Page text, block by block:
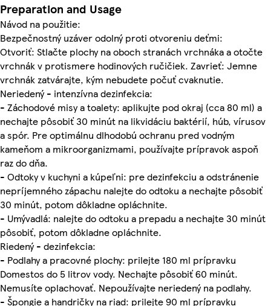
Preparation and Usage
Návod na použitie:
Bezpečnostný uzáver odolný proti otvoreniu deťmi:
Otvoriť: Stlačte plochy na oboch stranách vrchnáka a otočte
vrchnák v protismere hodinových ručičiek. Zavrieť: Jemne
vrchnák zatvárajte, kým nebudete počuť cvaknutie.
Neriedený - intenzívna dezinfekcia:
- Záchodové misy a toalety: aplikujte pod okraj (cca 80 ml) a
nechajte pôsobiť 30 minút na likvidáciu baktérií, húb, vírusov
a spór. Pre optimálnu dlhodobú ochranu pred vodným
kameňom a mikroorganizmami, používajte prípravok aspoň
raz do dňa.
- Odtoky v kuchyni a kúpeľni: pre dezinfekciu a odstránenie
nepríjemného zápachu nalejte do odtoku a nechajte pôsobiť
30 minút, potom dôkladne opláchnite.
- Umývadlá: nalejte do odtoku a prepadu a nechajte 30 minút
pôsobiť, potom dôkladne opláchnite.
Riedený - dezinfekcia:
- Podlahy a pracovné plochy: prilejte 180 ml prípravku
Domestos do 5 litrov vody. Nechajte pôsobiť 60 minút.
Nemusíte oplachovať. Nepoužívajte neriedený na podlahy.
- Špongie a handričky na riad: prilejte 90 ml prípravku